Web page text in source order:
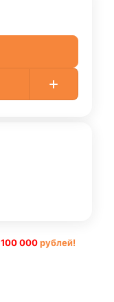
100 000рублей!